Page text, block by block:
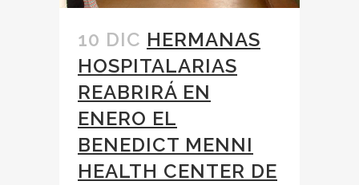
10 DIC HERMANAS
HOSPITALARIAS
REABRIRÁ EN
ENERO EL
BENEDICT MENNI
HEALTH CENTER DE